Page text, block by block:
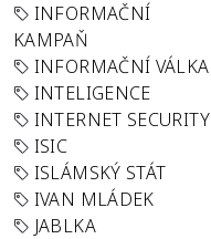
INFORMAČNÍ
KAMPAŇ
INFORMAČNÍ VÁLKA
INTELIGENCE
INTERNET SECURITY
ISIC
ISLÁMSKÝ STÁT
IVAN MLÁDEK
JABLKA